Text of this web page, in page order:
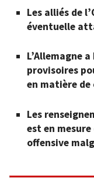
Les alliés de
éventuelle
L’Allemagne
provisoires
en matière de
Les
est en
offensive